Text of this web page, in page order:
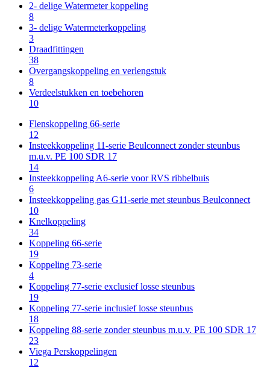
2- delige Watermeter koppeling
8
3- delige Watermeterkoppeling
3
Draadfittingen
38
Overgangskoppeling en verlengstuk
8
Verdeelstukken en toebehoren
10
Flenskoppeling 66-serie
12
Insteekkoppeling 11-serie Beulconnect zonder steunbus
m.u.v. PE 100 SDR 17
14
Insteekkoppeling A6-serie voor RVS ribbelbuis
6
Insteekkoppeling gas G11-serie met steunbus Beulconnect
10
Knelkoppeling
34
Koppeling 66-serie
19
Koppeling 73-serie
4
Koppeling 77-serie exclusief losse steunbus
19
Koppeling 77-serie inclusief losse steunbus
18
Koppeling 88-serie zonder steunbus m.u.v. PE 100 SDR 17
23
Viega Perskoppelingen
12